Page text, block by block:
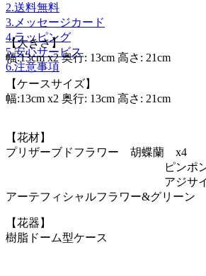
2.送料無料
3.メッセージカード
4.ラッピング
5.安心サービス
6.注意事項
【大きさ】
幅:13cm x2 奥行: 13cm 高さ: 21cm
【ケースサイズ】
幅:13cm x2 奥行: 13cm 高さ: 21cm
【花材】
プリザーブドフラワー 胡蝶蘭 x4
ピンポンマ
アジサ
アーテフィシャルフラワー&グリーン
【花器】
樹脂ドーム型ケース